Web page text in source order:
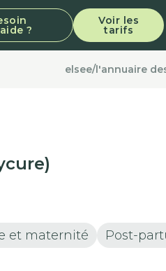
?
Voir les
tarifs
elsee/l'annuaire
et maternité Post-